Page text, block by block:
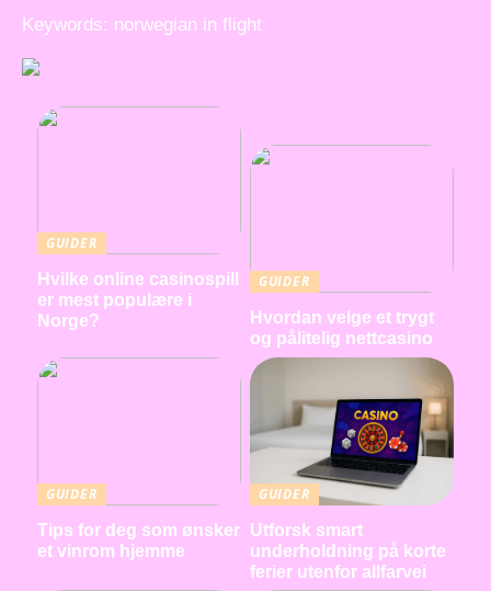
Keywords: norwegian in flight
GUIDER
Hvilke online casinospill
er mest populære i
Norge?
GUIDER
Hvordan velge et trygt
og pålitelig nettcasino
GUIDER
Tips for deg som ønsker
et vinrom hjemme
GUIDER
Utforsk smart
underholdning på korte
ferier utenfor allfarvei